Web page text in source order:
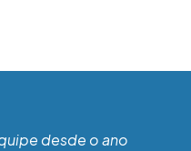
desde o ano